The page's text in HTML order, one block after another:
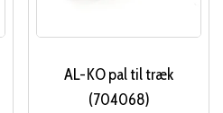
AL-KO pal til træk
(704068)